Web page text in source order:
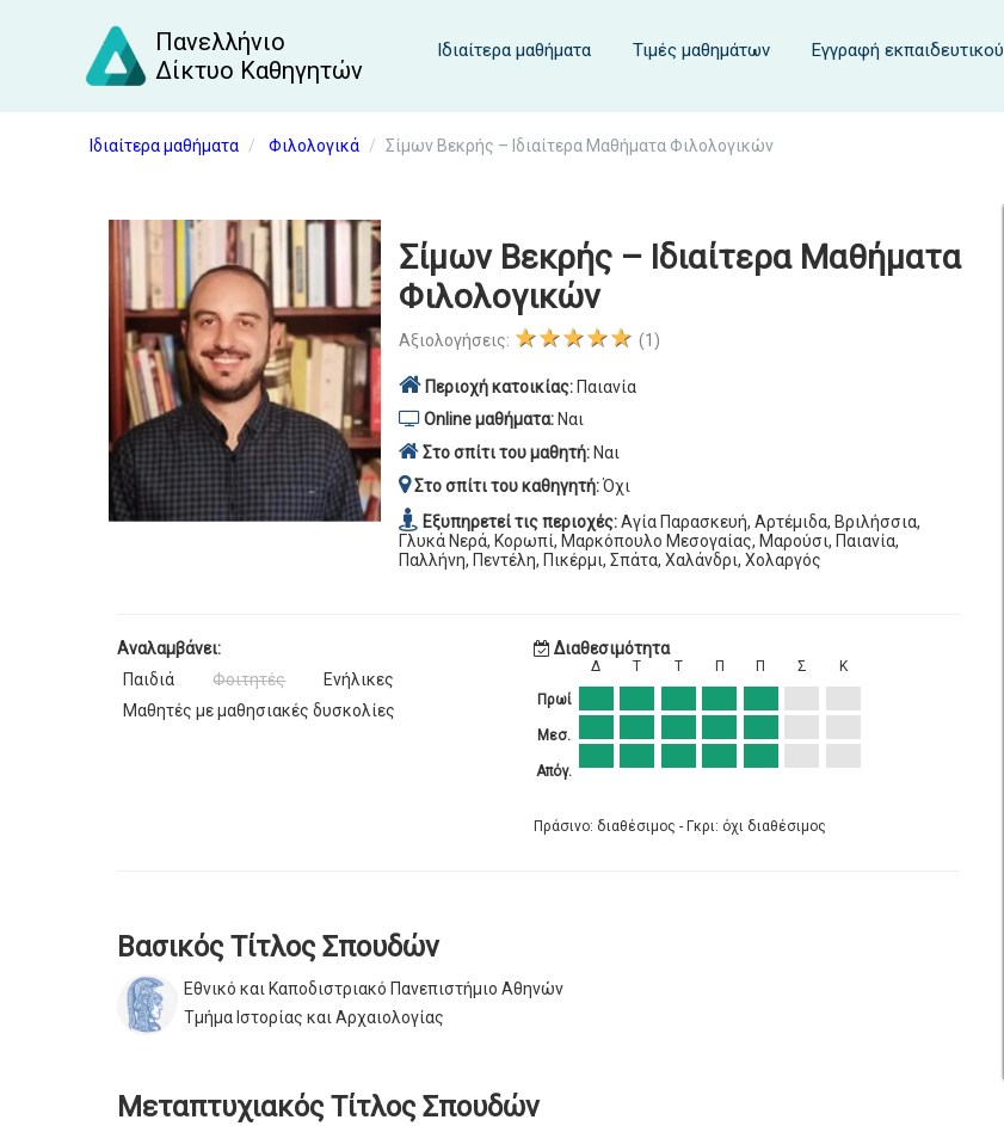
Πανελλήνιο
Δίκτυο Καθηγητών
Ιδιαίτερα μαθήματα Τιμές μαθημάτων Εγγραφή εκπαιδευτικού
Ιδιαίτερα μαθήματα Φιλολογικά Σίμων Βεκρής – Ιδιαίτερα Μαθήματα Φιλολογικών
Σίμων Βεκρής – Ιδιαίτερα Μαθήματα
Φιλολογικών
Αξιολογήσεις: ★★★★★ (1)
Περιοχή κατοικίας: Παιανία
Online μαθήματα:Ναι
Στο σπίτι του μαθητή:Ναι
Στο σπίτι του καθηγητή:Όχι
Εξυπηρετεί τις περιοχές:Αγία Παρασκευή, Αρτέμιδα, Βριλήσσια,
Γλυκά Νερά, Κορωπί, Μαρκόπουλο Μεσογαίας, Μαρούσι, Παιανία,
Παλλήνη, Πεντέλη, Πικέρμι, Σπάτα, Χαλάνδρι, Χολαργός
Αναλαμβάνει:
Παιδιά
Φοιτητές
Ενήλικες
Μαθητές με μαθησιακές δυσκολίες
Διαθεσιμότητα
Πρωί
Μεσ.
Απόγ.
Δ Τ Τ Π Π Σ Κ
Πράσινο: διαθέσιμος - Γκρι: όχι διαθέσιμος
Βασικός Τίτλος Σπουδών
Εθνικό και Καποδιστριακό Πανεπιστήμιο Αθηνών
Τμήμα Ιστορίας και Αρχαιολογίας
Μεταπτυχιακός Τίτλος Σπουδών